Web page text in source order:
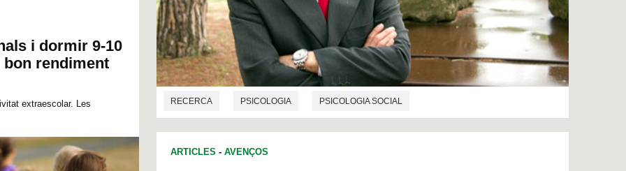
i dormir 9-10
rendiment
extraescolar. Les
RECERCA PSICOLOGIA PSICOLOGIA SOCIAL
ARTICLES - AVENÇOS